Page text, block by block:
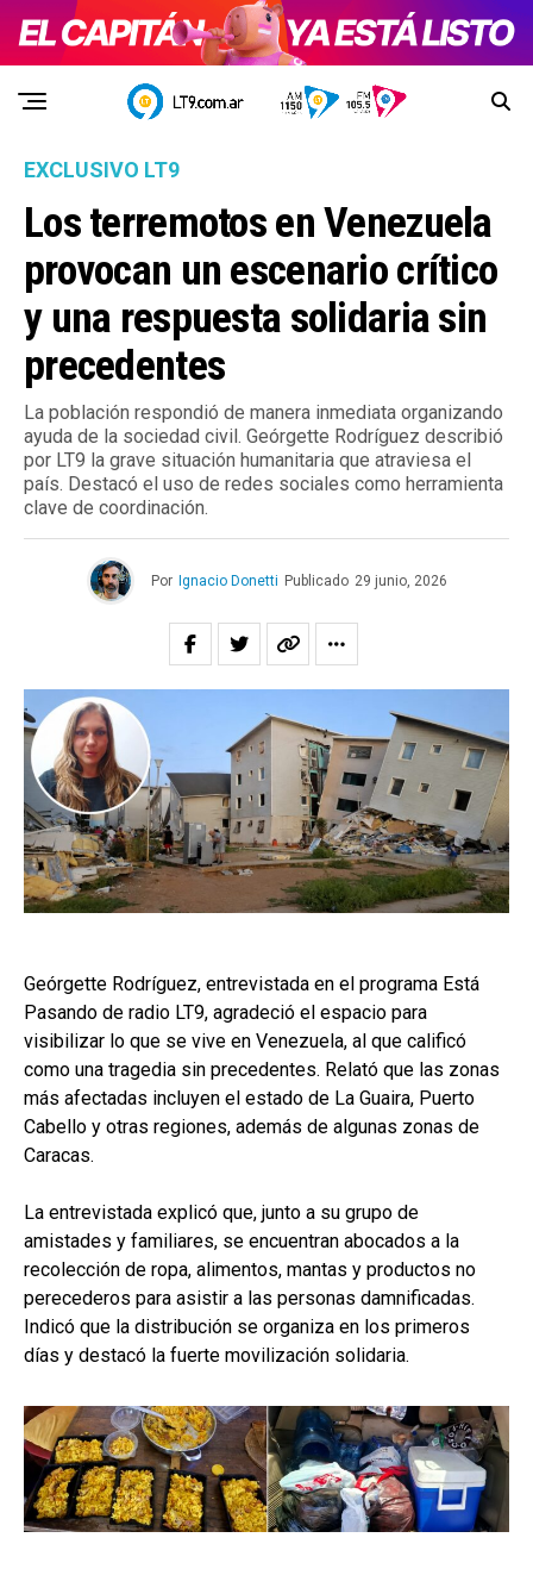
EXCLUSIVO LT9
Los terremotos en Venezuela
provocan un escenario crítico
y una respuesta solidaria sin
precedentes
La población respondió de manera inmediata organizando
ayuda de la sociedad civil. Geórgette Rodríguez describió
por LT9 la grave situación humanitaria que atraviesa el
país. Destacó el uso de redes sociales como herramienta
clave de coordinación.
Por Ignacio Donetti Publicado 29 junio, 2026
Geórgette Rodríguez, entrevistada en el programa Está
Pasando de radio LT9, agradeció el espacio para
visibilizar lo que se vive en Venezuela, al que calificó
como una tragedia sin precedentes. Relató que las zonas
más afectadas incluyen el estado de La Guaira, Puerto
Cabello y otras regiones, además de algunas zonas de
Caracas.
La entrevistada explicó que, junto a su grupo de
amistades y familiares, se encuentran abocados a la
recolección de ropa, alimentos, mantas y productos no
perecederos para asistir a las personas damnificadas.
Indicó que la distribución se organiza en los primeros
días y destacó la fuerte movilización solidaria.